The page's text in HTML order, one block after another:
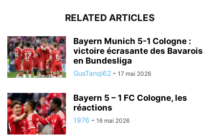
RELATED ARTICLES
Bayern Munich 5-1 Cologne :
victoire écrasante des Bavarois
en Bundesliga
GusTanqi62 - 17 mai 2026
Bayern 5 – 1 FC Cologne, les
réactions
1976 - 16 mai 2026